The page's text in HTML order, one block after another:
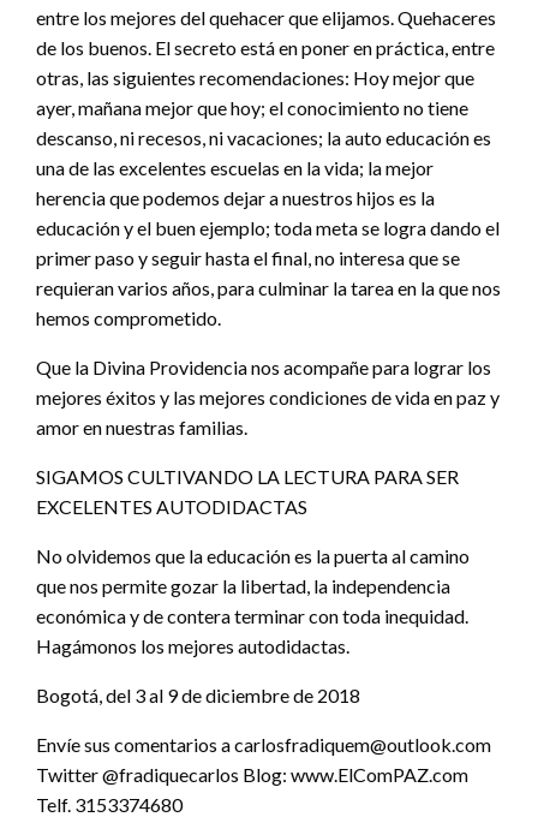
entre los mejores del quehacer que elijamos. Quehaceres
de los buenos. El secreto está en poner en práctica, entre
otras, las siguientes recomendaciones: Hoy mejor que
ayer, mañana mejor que hoy; el conocimiento no tiene
descanso, ni recesos, ni vacaciones; la auto educación es
una de las excelentes escuelas en la vida; la mejor
herencia que podemos dejar a nuestros hijos es la
educación y el buen ejemplo; toda meta se logra dando el
primer paso y seguir hasta el final, no interesa que se
requieran varios años, para culminar la tarea en la que nos
hemos comprometido.
Que la Divina Providencia nos acompañe para lograr los
mejores éxitos y las mejores condiciones de vida en paz y
amor en nuestras familias.
SIGAMOS CULTIVANDO LA LECTURA PARA SER
EXCELENTES AUTODIDACTAS
No olvidemos que la educación es la puerta al camino
que nos permite gozar la libertad, la independencia
económica y de contera terminar con toda inequidad.
Hagámonos los mejores autodidactas.
Bogotá, del 3 al 9 de diciembre de 2018
Envíe sus comentarios a carlosfradiquem@outlook.com
Twitter @fradiquecarlos Blog: www.ElComPAZ.com
Telf. 3153374680